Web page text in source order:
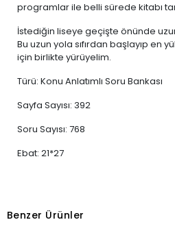
programlar ile belli sürede kitabı
İstediğin liseye geçişte önünde
Bu uzun yola sıfırdan başlayıp en
için birlikte yürüyelim.
Türü: Konu Anlatımlı Soru Bankası
Sayfa Sayısı: 392
Soru Sayısı: 768
Ebat: 21*27
Benzer Ürünler